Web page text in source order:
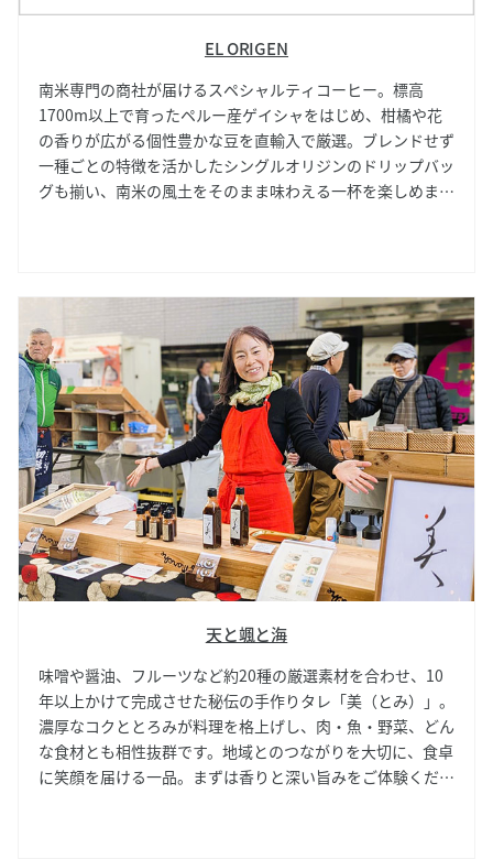
EL ORIGEN
南米専門の商社が届けるスペシャルティコーヒー。標高
1700m以上で育ったペルー産ゲイシャをはじめ、柑橘や花
の香りが広がる個性豊かな豆を直輸入で厳選。ブレンドせず
一種ごとの特徴を活かしたシングルオリジンのドリップバッ
グも揃い、南米の風土をそのまま味わえる一杯を楽しめま
天と颯と海
味噌や醤油、フルーツなど約20種の厳選素材を合わせ、10
年以上かけて完成させた秘伝の手作りタレ「美（とみ）」。
濃厚なコクととろみが料理を格上げし、肉・魚・野菜、どん
な食材とも相性抜群です。地域とのつながりを大切に、食卓
に笑顔を届ける一品。まずは香りと深い旨みをご体験くださ